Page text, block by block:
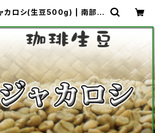
カロシ(生豆500g) | 南部珈